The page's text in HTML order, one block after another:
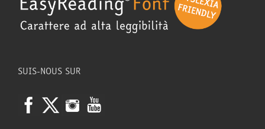
SUIS-NOUS SUR